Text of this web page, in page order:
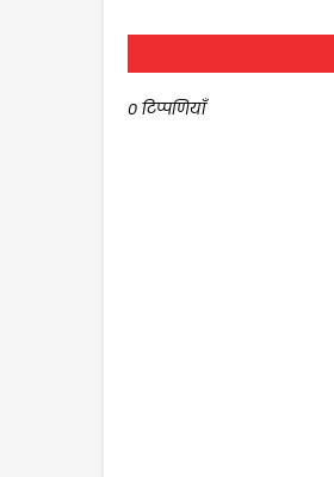
0 टिप्पणियाँ